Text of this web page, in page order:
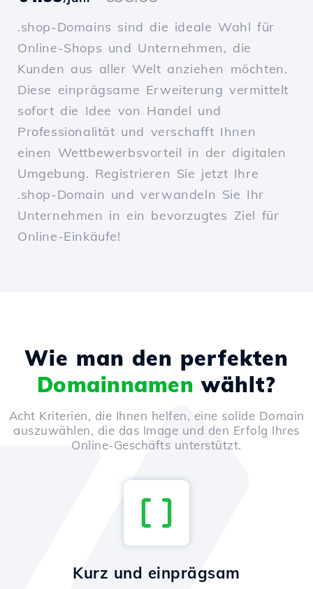
.shop-Domains sind die ideale Wahl für
Online-Shops und Unternehmen, die
Kunden aus aller Welt anziehen möchten.
Diese einprägsame Erweiterung vermittelt
sofort die Idee von Handel und
Professionalität und verschafft Ihnen
einen Wettbewerbsvorteil in der digitalen
Umgebung. Registrieren Sie jetzt Ihre
.shop-Domain und verwandeln Sie Ihr
Unternehmen in ein bevorzugtes Ziel für
Online-Einkäufe!
Wie man den perfekten
Domainnamen wählt?
Acht Kriterien, die Ihnen helfen, eine solide Domain
auszuwählen, die das Image und den Erfolg Ihres
Online-Geschäfts unterstützt.
Kurz und einprägsam